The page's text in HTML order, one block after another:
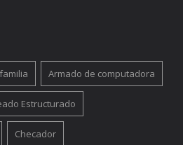
Armado de computadora
Estructurado
Checador